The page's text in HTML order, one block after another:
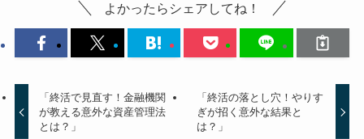
よかったらシェアしてね！
「終活で見直す！金融機関
が教える意外な資産管理法
とは？」
「終活の落とし穴！やりす
ぎが招く意外な結果と
は？」